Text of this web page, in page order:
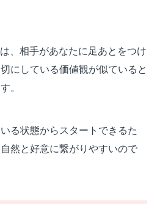
、相手があなたに足あとをつけ
にしている価値観が似ていると
。
る状態からスタートできるた
然と好意に繋がりやすいので